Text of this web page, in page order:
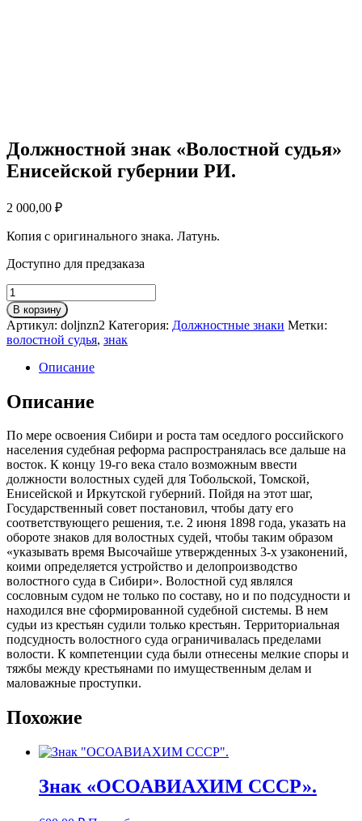
Должностной знак «Волостной судья»
Енисейской губернии РИ.
2 000,00 ₽
Копия с оригинального знака. Латунь.
Доступно для предзаказа
Количество
товара
Должностной
знак
"Волостной
судья"
Енисейской
губернии
РИ.
В корзину
Артикул: doljnzn2 Категория: Должностные знаки Метки:
волостной судья, знак
Описание
Описание
По мере освоения Сибири и роста там оседлого российского
населения судебная реформа распространялась все дальше на
восток. К концу 19-го века стало возможным ввести
должности волостных судей для Тобольской, Томской,
Енисейской и Иркутской губерний. Пойдя на этот шаг,
Государственный совет постановил, чтобы дату его
соответствующего решения, т.е. 2 июня 1898 года, указать на
обороте знаков для волостных судей, чтобы таким образом
«указывать время Высочайше утвержденных 3-х узаконений,
коими определяется устройство и делопроизводство
волостного суда в Сибири». Волостной суд являлся
сословным судом не только по составу, но и по подсудности и
находился вне сформированной судебной системы. В нем
судьи из крестьян судили только крестьян. Территориальная
подсудность волостного суда ограничивалась пределами
волости. К компетенции суда были отнесены мелкие споры и
тяжбы между крестьянами по имущественным делам и
маловажные проступки.
Похожие
Знак «ОСОАВИАХИМ СССР».